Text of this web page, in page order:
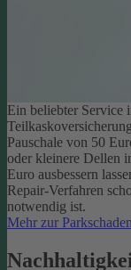
Ein beliebter Service
Pauschale von 50
oder kleinere Dellen
Euro ausbessern
Repair-Verfahren
notwendig ist.
Mehr zur